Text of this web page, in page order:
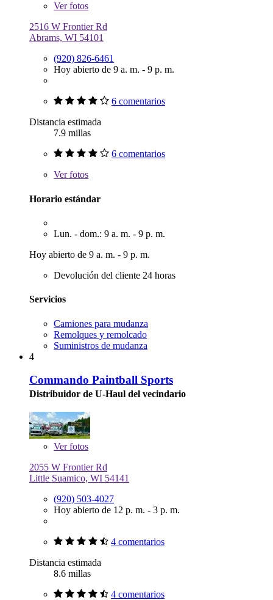
Verfotos
2516 W Frontier Rd
Abrams, WI 54101
(920) 826-6461
Hoy abierto de 9 a. m. - 9 p. m.
6 comentarios
Distancia estimada
7.9 millas
6 comentarios
Verfotos
Horario estándar
Lun. - dom.: 9 a. m. - 9 p. m.
Hoy abierto de 9 a. m. - 9 p. m.
Devolución del cliente 24 horas
Servicios
Camiones para mudanza
Remolques y remolcado
Suministros de mudanza
4
Commando Paintball Sports
Distribuidor de U-Haul del vecindario
Verfotos
2055 W Frontier Rd
Little Suamico, WI 54141
(920) 503-4027
Hoy abierto de 12 p. m. - 3 p. m.
4 comentarios
Distancia estimada
8.6 millas
4 comentarios